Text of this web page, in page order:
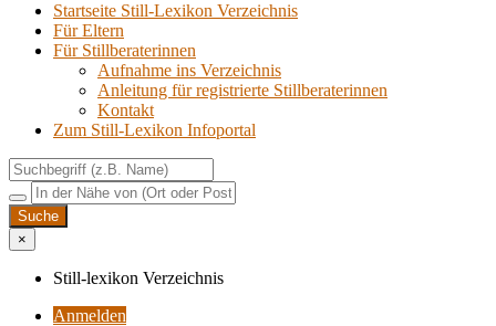
Startseite Still-Lexikon Verzeichnis
Für Eltern
Für Stillberaterinnen
Aufnahme ins Verzeichnis
Anlei­tung für regis­trier­te Stillberaterinnen
Kon­takt
Zum Still-Lexikon Infoportal
×
Still-lexikon Verzeichnis
Anmelden